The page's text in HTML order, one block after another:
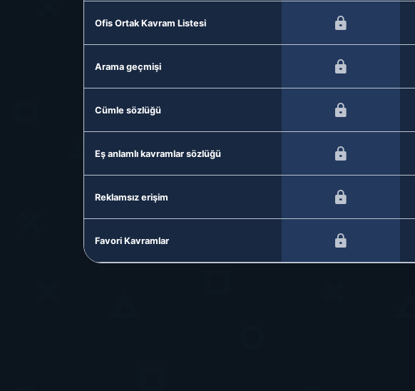
Ofis Ortak Kavram Listesi
Arama geçmişi
Cümle sözlüğü
Eş anlamlı kavramlar sözlüğü
Reklamsız erişim
Favori Kavramlar